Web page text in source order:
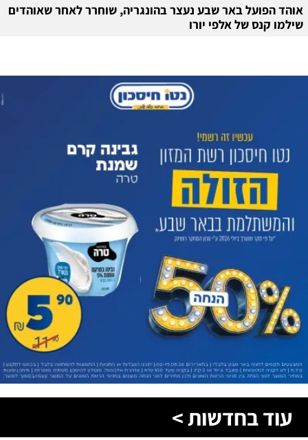
אוהד הפועל באר שבע נעצר בהונגריה, שוחרר לאחר שאוהדים
שילמו קנס של אלפי יורו
עוד בחדשות >